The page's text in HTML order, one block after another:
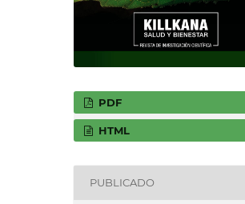
PDF
HTML
PUBLICADO